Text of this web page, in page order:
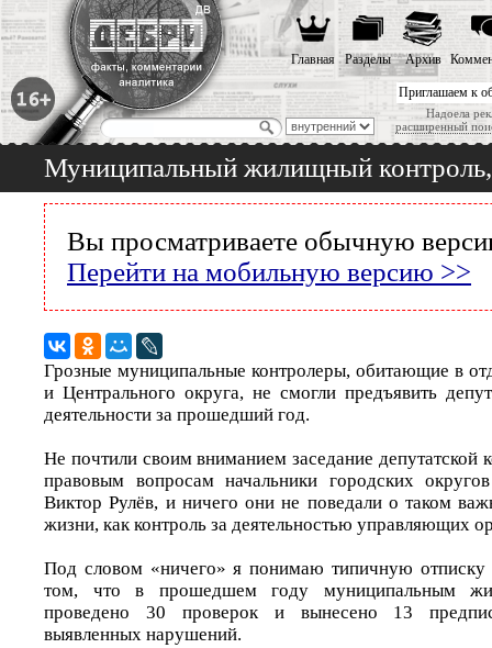
Приглашаем к
Надоела
расширенный
Главная Разделы Архив
Муниципальный жилищный контроль,
Вы просматриваете обычную
Перейти на мобильную версию >>
Грозные муниципальные контролеры, обитающие в
и Центрального округа, не смогли предъявить
деятельности за прошедший год.
Не почтили своим вниманием заседание депутатской
правовым вопросам начальники городских
Виктор Рулёв, и ничего они не поведали о таком
жизни, как контроль за деятельностью управляющих
Под словом «ничего» я понимаю типичную отписку
том, что в прошедшем году муниципальным
проведено 30 проверок и вынесено 13
выявленных нарушений.